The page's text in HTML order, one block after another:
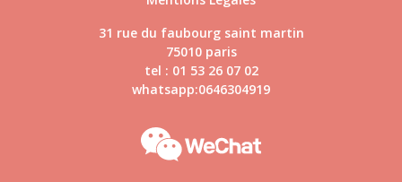
31 rue du faubourg saint martin
75010 paris
tel : 01 53 26 07 02
whatsapp:0646304919